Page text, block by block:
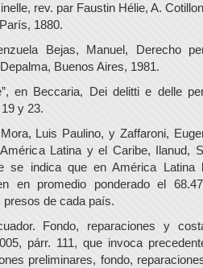
rev. par Faustin Hélie, A.
1880.
Bejas, Manuel, Derecho
Buenos Aires, 1981.
en Beccaria, Dei delitti e delle
y 23.
Luis Paulino, y Zaffaroni,
Latina y el Caribe, Ilanud,
se indica que en América Latina
en promedio ponderado el
presos de cada país.
Fondo, reparaciones y
párr. 111, que invoca
preliminares, fondo,